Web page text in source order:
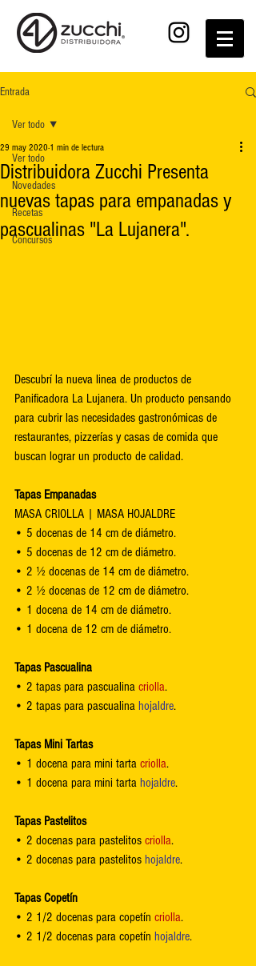
Entrada
Ver todo
Novedades
Recetas
Concursos
Ver todo
Distribuidora Zucchi Presenta
nuevas tapas para empanadas y
pascualinas "La Lujanera".
29 may 2020 1 min de lectura
Descubrí la nueva linea de productos de
Panificadora La Lujanera. Un producto pensando
para cubrir las necesidades gastronómicas de
restaurantes, pizzerías y casas de comida que
buscan lograr un producto de calidad.
Tapas Empanadas
MASA CRIOLLA | MASA HOJALDRE
• 5 docenas de 14 cm de diámetro.
• 5 docenas de 12 cm de diámetro.
• 2 ½ docenas de 14 cm de diámetro.
• 2 ½ docenas de 12 cm de diámetro.
• 1 docena de 14 cm de diámetro.
• 1 docena de 12 cm de diámetro.
Tapas Pascualina
• 2 tapas para pascualina criolla.
• 2 tapas para pascualina hojaldre.
Tapas Mini Tartas
• 1 docena para mini tarta criolla.
• 1 docena para mini tarta hojaldre.
Tapas Pastelitos
• 2 docenas para pastelitos criolla.
• 2 docenas para pastelitos hojaldre.
Tapas Copetín
• 2 1/2 docenas para copetín criolla.
• 2 1/2 docenas para copetín hojaldre.